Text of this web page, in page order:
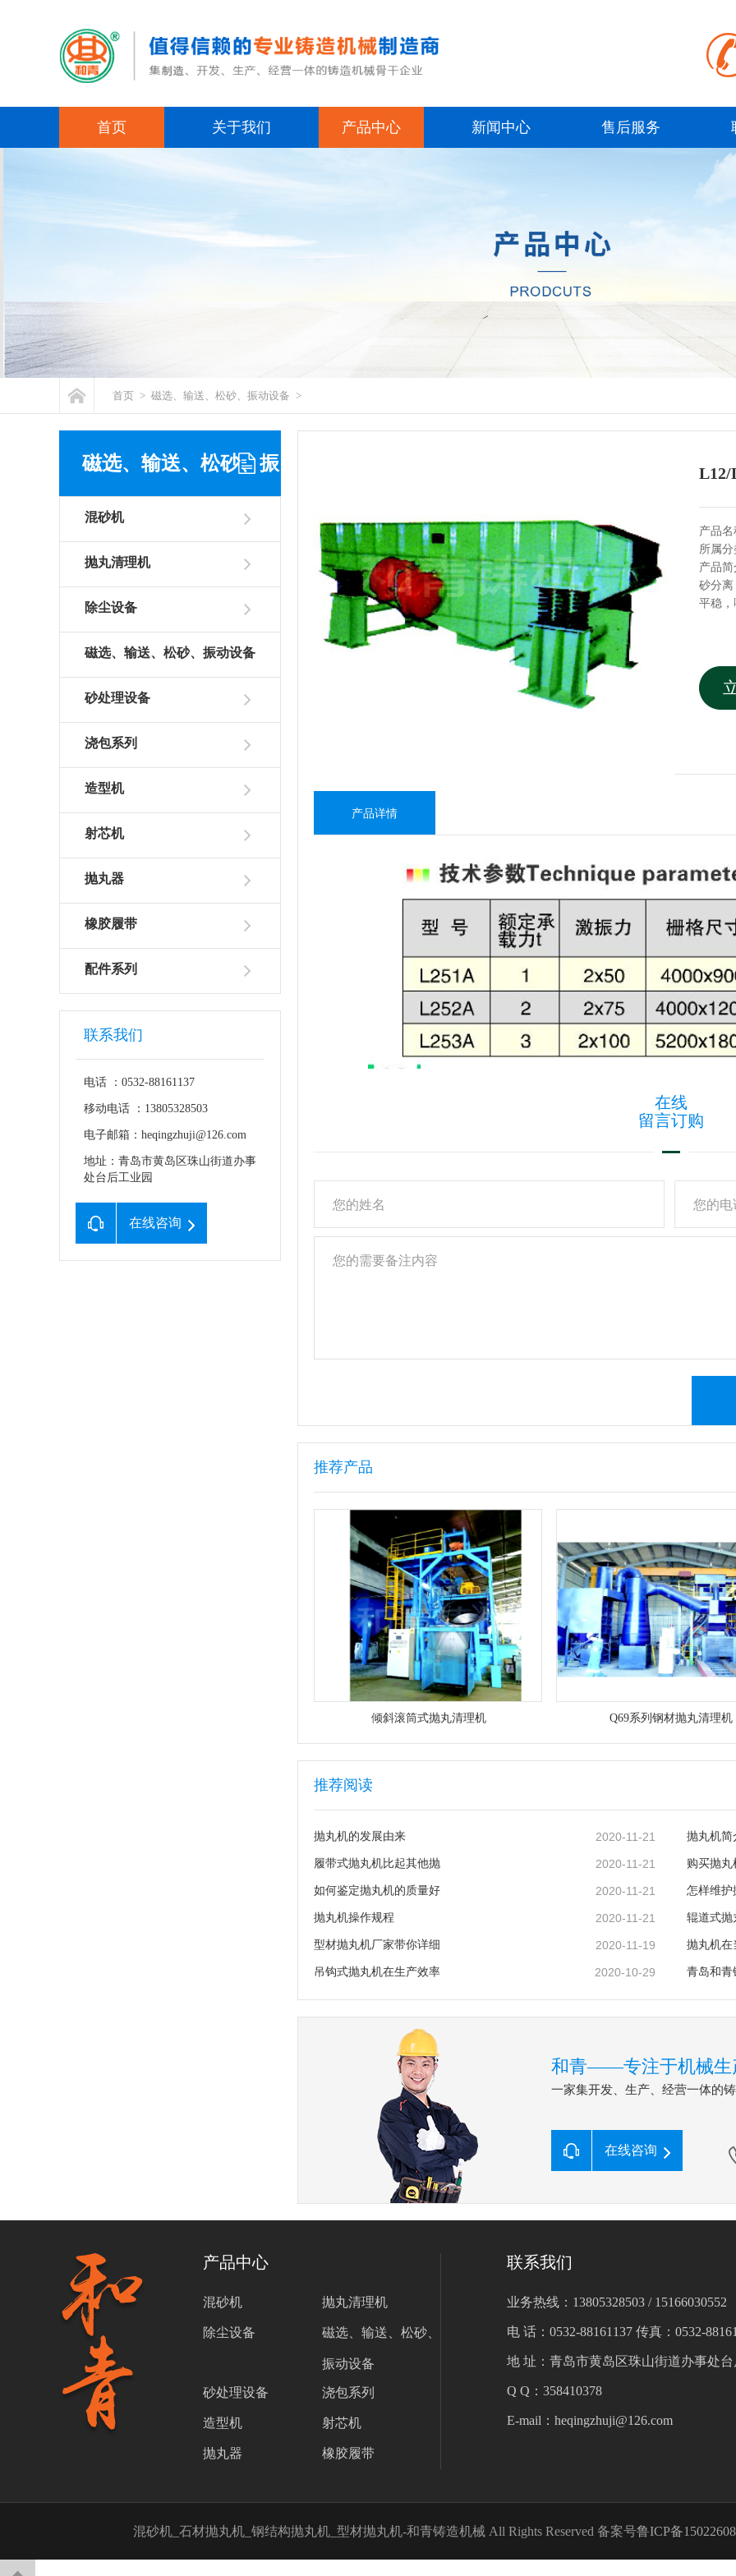
首页 关于我们 产品中心 新闻中心 售后服务
首页 > 磁选、输送、松砂、振动设备 >
磁选、输送、松砂、振
动设备
混砂机
抛丸清理机
除尘设备
磁选、输送、松砂、振动设备
砂处理设备
浇包系列
造型机
射芯机
抛丸器
橡胶履带
配件系列
联系我们
电话 ：0532-88161137
移动电话 ：13805328503
电子邮箱：heqingzhuji@126.com
地址：青岛市黄岛区珠山街道办事
处台后工业园
在线咨询
L12/
产品
所属
产品
砂分
平稳
产品详情
在线
留言订购
推荐产品
倾斜滚筒式抛丸清理机 Q69系列钢材抛丸清理机
推荐阅读
抛丸机的发展由来 2020-11-21 抛丸机简
履带式抛丸机比起其他抛 2020-11-21 购买抛
如何鉴定抛丸机的质量好 2020-11-21 怎样维护
抛丸机操作规程 2020-11-21 辊道式抛
型材抛丸机厂家带你详细 2020-11-19 抛丸机在
吊钩式抛丸机在生产效率 2020-10-29 青岛和青
和青——专注于机械生
一家集开发、生产、经营一体的
在线咨询
产品中心
混砂机 抛丸清理机
除尘设备 磁选、输送、松砂、
振动设备
砂处理设备 浇包系列
造型机 射芯机
抛丸器 橡胶履带
联系我们
业务热线：13805328503 / 15166030552
电 话：0532-88161137 传真：0532-
地 址：青岛市黄岛区珠山街道办事处
Q Q：358410378
E-mail：heqingzhuji@126.com
混砂机_石材抛丸机_钢结构抛丸机_型材抛丸机-和青铸造机械 All Rights Reserved 备案号鲁ICP备